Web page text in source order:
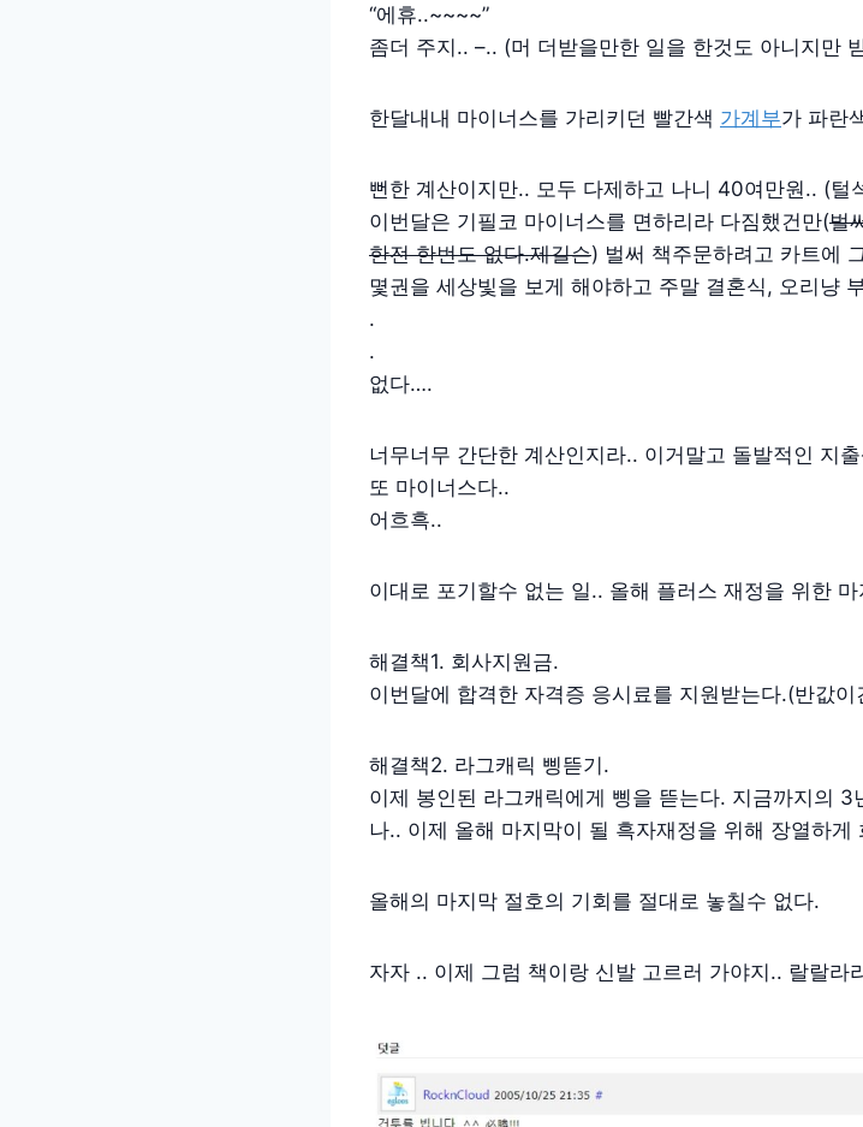
“에휴..~~~~”
좀더 주지.. –.. (머 더받을만한 일을 한것도 아니지만
한달내내 마이너스를 가리키던 빨간색 가계부가 파란
뻔한 계산이지만.. 모두 다제하고 나니 40여만원.. (털
이번달은 기필코 마이너스를 면하리라 다짐했건만(벌
한전 한번도 없다.제길슨) 벌써 책주문하려고 카트에
몇권을 세상빛을 보게 해야하고 주말 결혼식, 오리냥
.
.
없다….
너무너무 간단한 계산인지라.. 이거말고 돌발적인 지
또 마이너스다..
어흐흑..
이대로 포기할수 없는 일.. 올해 플러스 재정을 위한
해결책1. 회사지원금.
이번달에 합격한 자격증 응시료를 지원받는다.(반값
해결책2. 라그캐릭 삥뜯기.
이제 봉인된 라그캐릭에게 삥을 뜯는다. 지금까지의
나.. 이제 올해 마지막이 될 흑자재정을 위해 장열하게
올해의 마지막 절호의 기회를 절대로 놓칠수 없다.
자자 .. 이제 그럼 책이랑 신발 고르러 가야지.. 랄랄라